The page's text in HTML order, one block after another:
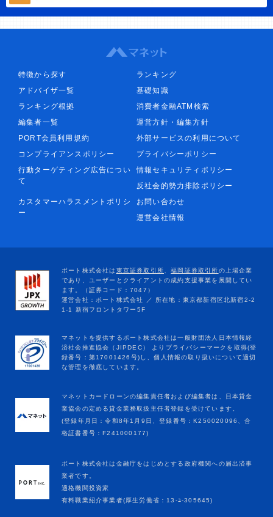
特徴から探す
ランキング
アドバイザ一覧
基礎知識
ランキング根拠
消費者金融ATM検索
編集者一覧
運営方針・編集方針
PORT会員利用規約
外部サービスの利用について
コンプライアンスポリシー
プライバシーポリシー
行動ターゲティング広告につい
て
情報セキュリティポリシー
反社会的勢力排除ポリシー
カスタマーハラスメントポリシ
ー
お問い合わせ
運営会社情報
マネットカードローンの編集責任者および編集者は、日本貸金
業協会の定める貸金業務取扱主任者登録を受けています。
(登録年月日：令和8年1月9日、登録番号：K250020096、合
格証書番号：F241000177)
ポート株式会社は金融庁をはじめとする政府機関への届出済事
業者です。
適格機関投資家
有料職業紹介事業者(厚生労働省：13-ﾕ-305645)